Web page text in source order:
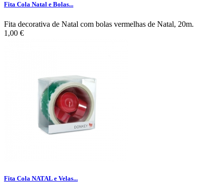
Fita Cola Natal e Bolas...
Fita decorativa de Natal com bolas vermelhas de Natal, 20m.
1,00 €
Fita Cola NATAL e Velas...